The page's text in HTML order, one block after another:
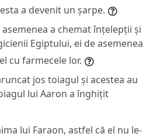
a devenit un șarpe.
a chemat înțelepții și
Egiptului, ei de asemenea
cu farmecele lor.
jos toiagul și acestea au
lui Aaron a înghițit
lui Faraon, astfel că el nu le-